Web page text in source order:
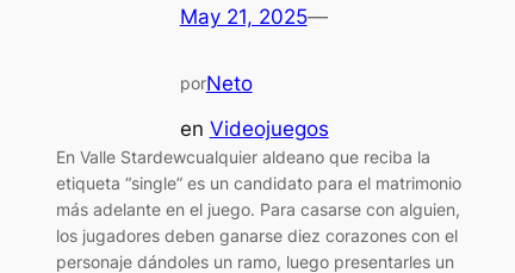
May 21, 2025—
porNeto
en Videojuegos
En Valle Stardewcualquier aldeano que reciba la
etiqueta “single” es un candidato para el matrimonio
más adelante en el juego. Para casarse con alguien,
los jugadores deben ganarse diez corazones con el
personaje dándoles un ramo, luego presentarles un